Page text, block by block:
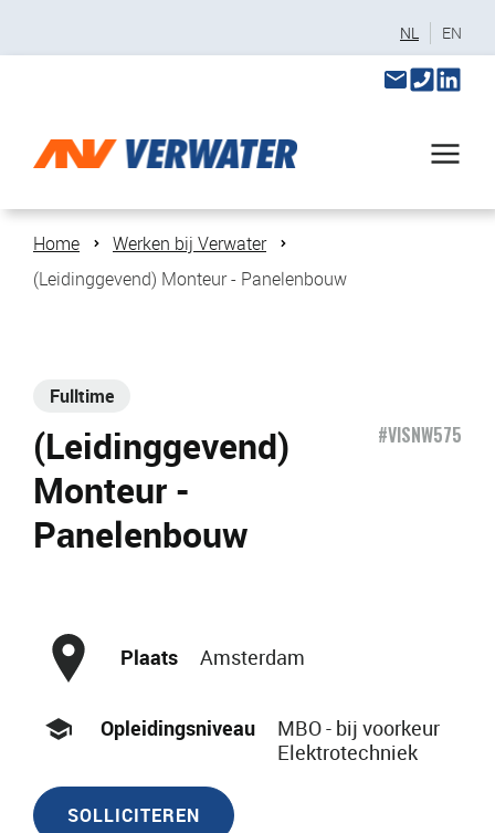
NL EN
Home
Werken bij Verwater
(Leidinggevend) Monteur - Panelenbouw
Fulltime
(Leidinggevend)
Monteur -
Panelenbouw
#VISNW575
Plaats Amsterdam
Opleidingsniveau
MBO - bij voorkeur
Elektrotechniek
SOLLICITEREN